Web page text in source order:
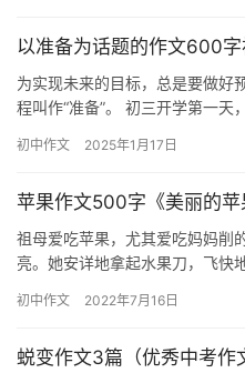
以准备为话题的作文600字
为实现未来的目标，总是要做好
程叫作“准备”。 初三开学第一天
年…
初中作文 2025年1月17日
苹果作文500字《美丽的苹
祖母爱吃苹果，尤其爱吃妈妈削
亮。她安详地拿起水果刀，飞快
舞。片刻…
初中作文 2022年7月16日
蜕变作文3篇（优秀中考作